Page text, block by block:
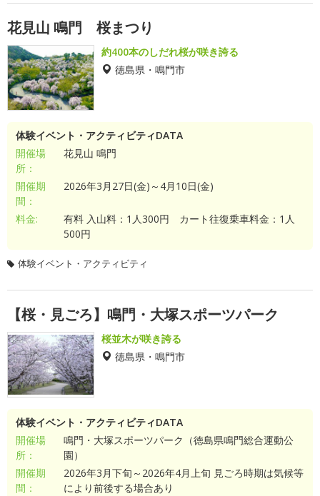
花見山 鳴門 桜まつり
約400本のしだれ桜が咲き誇る
徳島県・鳴門市
体験イベント・アクティビティDATA
開催場
所：
花見山 鳴門
開催期
間：
2026年3月27日(金)～4月10日(金)
料金:
有料 入山料：1人300円 カート往復乗車料金：1人
500円
体験イベント・アクティビティ
【桜・見ごろ】鳴門・大塚スポーツパーク
桜並木が咲き誇る
徳島県・鳴門市
体験イベント・アクティビティDATA
開催場
所：
鳴門・大塚スポーツパーク（徳島県鳴門総合運動公
園）
開催期
間：
2026年3月下旬～2026年4月上旬 見ごろ時期は気候等
により前後する場合あり